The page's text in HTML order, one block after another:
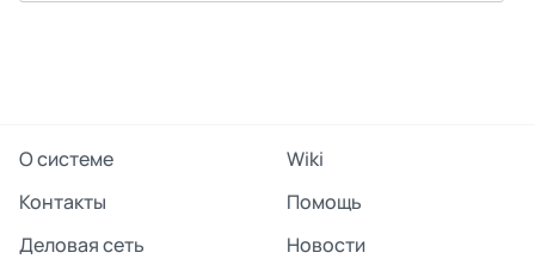
О системе
Wiki
Контакты
Помощь
Деловая сеть
Новости